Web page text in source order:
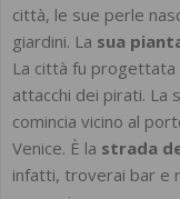
città, le sue perle
giardini. La sua
La città fu
attacchi dei pirati. La
comincia vicino al
Venice. È la strada
infatti, troverai bar e